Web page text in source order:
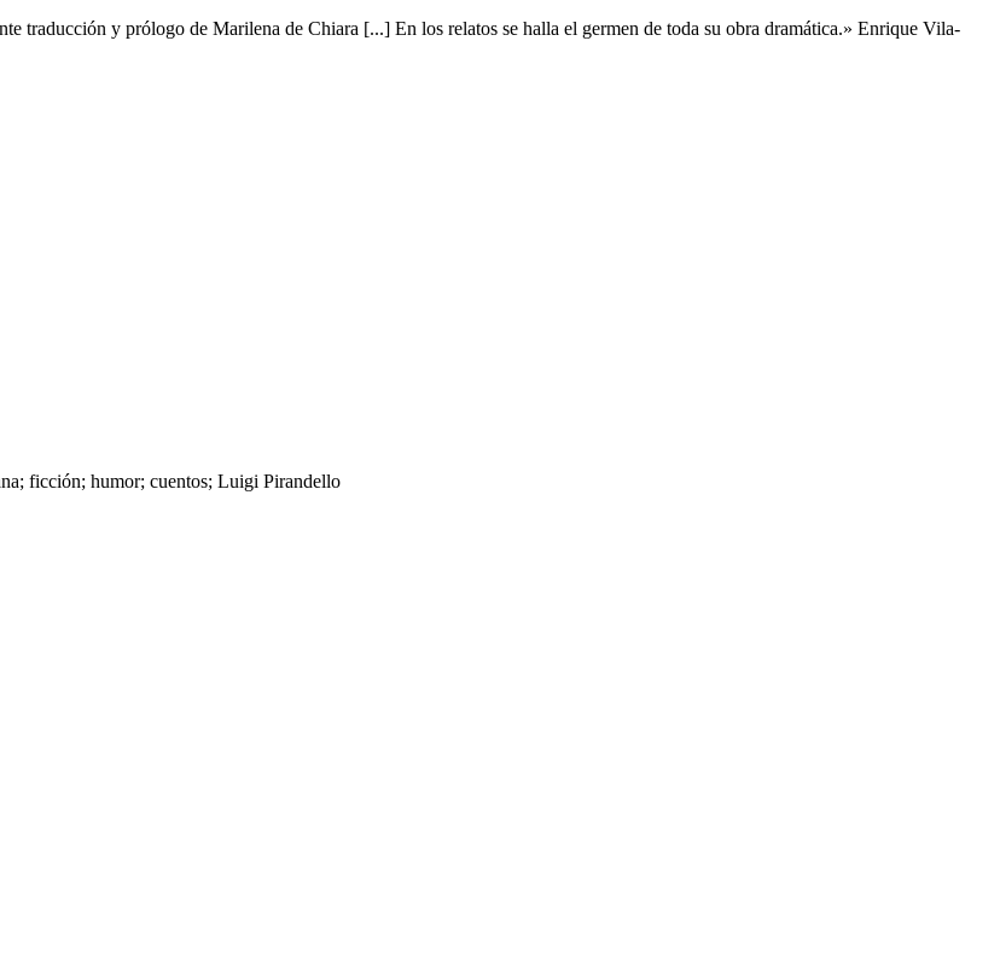
traducción y prólogo de Marilena de Chiara [...] En los relatos se halla el germen de toda su obra dramática.» Enrique Vila-
ficción; humor; cuentos; Luigi Pirandello